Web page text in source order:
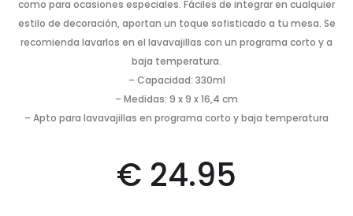
como para ocasiones especiales. Fáciles de integrar en cualquier
estilo de decoración, aportan un toque sofisticado a tu mesa. Se
recomienda lavarlos en el lavavajillas con un programa corto y a
baja temperatura.
– Capacidad: 330ml
– Medidas: 9 x 9 x 16,4 cm
– Apto para lavavajillas en programa corto y baja temperatura
€ 24.95